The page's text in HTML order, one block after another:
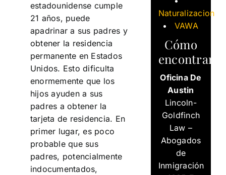
estadounidense cumple
21 años, puede
apadrinar a sus padres y
obtener la residencia
permanente en Estados
Unidos. Esto dificulta
enormemente que los
hijos ayuden a sus
padres a obtener la
tarjeta de residencia. En
primer lugar, es poco
probable que sus
padres, potencialmente
indocumentados,
Naturalizacion
VAWA
Cómo
Oficina De
Austin
Lincoln-
Goldfinch
Law –
Abogados
de
Inmigración